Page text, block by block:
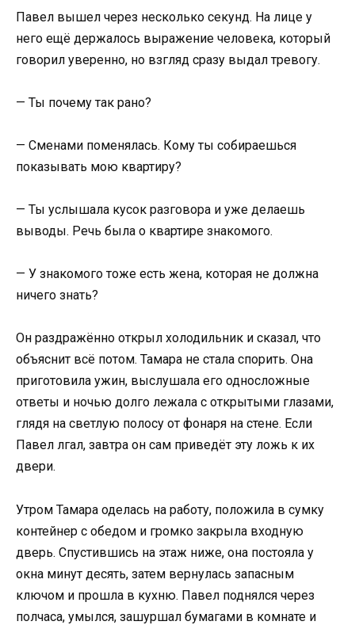
Павел вышел через несколько секунд. На лице у
него ещё держалось выражение человека, который
говорил уверенно, но взгляд сразу выдал тревогу.
— Ты почему так рано?
— Сменами поменялась. Кому ты собираешься
показывать мою квартиру?
— Ты услышала кусок разговора и уже делаешь
выводы. Речь была о квартире знакомого.
— У знакомого тоже есть жена, которая не должна
ничего знать?
Он раздражённо открыл холодильник и сказал, что
объяснит всё потом. Тамара не стала спорить. Она
приготовила ужин, выслушала его односложные
ответы и ночью долго лежала с открытыми глазами,
глядя на светлую полосу от фонаря на стене. Если
Павел лгал, завтра он сам приведёт эту ложь к их
двери.
Утром Тамара оделась на работу, положила в сумку
контейнер с обедом и громко закрыла входную
дверь. Спустившись на этаж ниже, она постояла у
окна минут десять, затем вернулась запасным
ключом и прошла в кухню. Павел поднялся через
полчаса, умылся, зашуршал бумагами в комнате и